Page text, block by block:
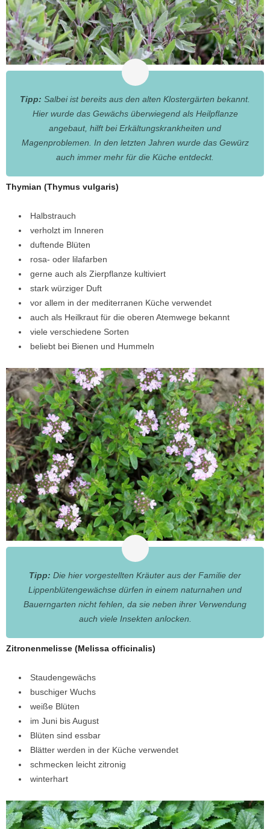
Tipp: Salbei ist bereits aus den alten Klostergärten bekannt.
Hier wurde das Gewächs überwiegend als Heilpflanze
angebaut, hilft bei Erkältungskrankheiten und
Magenproblemen. In den letzten Jahren wurde das Gewürz
auch immer mehr für die Küche entdeckt.
Thymian (Thymus vulgaris)
Halbstrauch
verholzt im Inneren
duftende Blüten
rosa- oder lilafarben
gerne auch als Zierpflanze kultiviert
stark würziger Duft
vor allem in der mediterranen Küche verwendet
auch als Heilkraut für die oberen Atemwege bekannt
viele verschiedene Sorten
beliebt bei Bienen und Hummeln
Tipp: Die hier vorgestellten Kräuter aus der Familie der
Lippenblütengewächse dürfen in einem naturnahen und
Bauerngarten nicht fehlen, da sie neben ihrer Verwendung
auch viele Insekten anlocken.
Zitronenmelisse (Melissa officinalis)
Staudengewächs
buschiger Wuchs
weiße Blüten
im Juni bis August
Blüten sind essbar
Blätter werden in der Küche verwendet
schmecken leicht zitronig
winterhart